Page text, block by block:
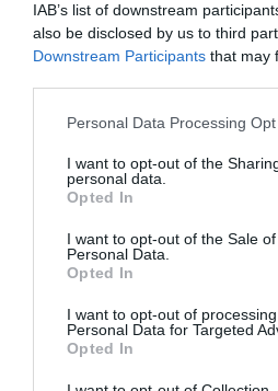
IAB’s list of downstream
also be disclosed by us to third
Downstream Participants that may
Personal Data Processing
I want to opt-out of the
personal data.
Opted In
I want to opt-out of the Sale
Personal Data.
Opted In
I want to opt-out of
Personal Data for Targeted
Opted In
Airfunesa commenté :
A la lecture de la carte on perçoit
groupe sur le continent africain :
spécialise sur une zone : Afrique du
Il faudrait continuer l’expansion
de plus en plus concurrentiel :